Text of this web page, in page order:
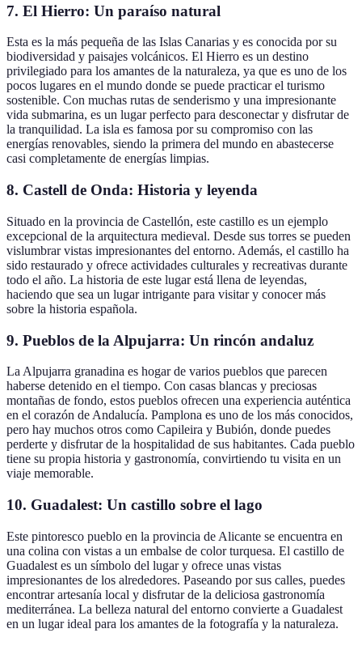
7. El Hierro: Un paraíso natural
Esta es la más pequeña de las Islas Canarias y es conocida por su
biodiversidad y paisajes volcánicos. El Hierro es un destino
privilegiado para los amantes de la naturaleza, ya que es uno de los
pocos lugares en el mundo donde se puede practicar el turismo
sostenible. Con muchas rutas de senderismo y una impresionante
vida submarina, es un lugar perfecto para desconectar y disfrutar de
la tranquilidad. La isla es famosa por su compromiso con las
energías renovables, siendo la primera del mundo en abastecerse
casi completamente de energías limpias.
8. Castell de Onda: Historia y leyenda
Situado en la provincia de Castellón, este castillo es un ejemplo
excepcional de la arquitectura medieval. Desde sus torres se pueden
vislumbrar vistas impresionantes del entorno. Además, el castillo ha
sido restaurado y ofrece actividades culturales y recreativas durante
todo el año. La historia de este lugar está llena de leyendas,
haciendo que sea un lugar intrigante para visitar y conocer más
sobre la historia española.
9. Pueblos de la Alpujarra: Un rincón andaluz
La Alpujarra granadina es hogar de varios pueblos que parecen
haberse detenido en el tiempo. Con casas blancas y preciosas
montañas de fondo, estos pueblos ofrecen una experiencia auténtica
en el corazón de Andalucía. Pamplona es uno de los más conocidos,
pero hay muchos otros como Capileira y Bubión, donde puedes
perderte y disfrutar de la hospitalidad de sus habitantes. Cada pueblo
tiene su propia historia y gastronomía, convirtiendo tu visita en un
viaje memorable.
10. Guadalest: Un castillo sobre el lago
Este pintoresco pueblo en la provincia de Alicante se encuentra en
una colina con vistas a un embalse de color turquesa. El castillo de
Guadalest es un símbolo del lugar y ofrece unas vistas
impresionantes de los alrededores. Paseando por sus calles, puedes
encontrar artesanía local y disfrutar de la deliciosa gastronomía
mediterránea. La belleza natural del entorno convierte a Guadalest
en un lugar ideal para los amantes de la fotografía y la naturaleza.